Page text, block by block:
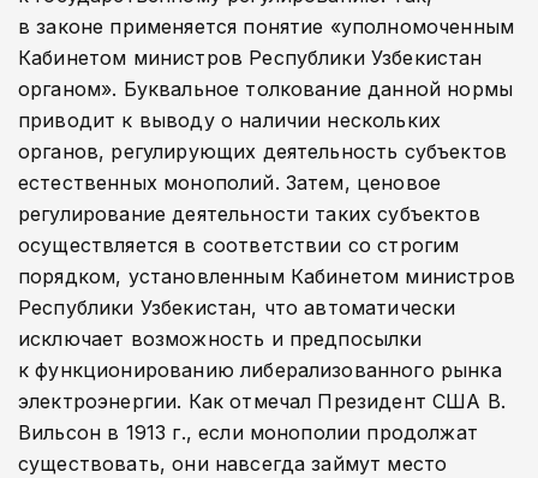
в законе применяется понятие «уполномоченным
Кабинетом министров Республики Узбекистан
органом». Буквальное толкование данной нормы
приводит к выводу о наличии нескольких
органов, регулирующих деятельность субъектов
естественных монополий. Затем, ценовое
регулирование деятельности таких субъектов
осуществляется в соответствии со строгим
порядком, установленным Кабинетом министров
Республики Узбекистан, что автоматически
исключает возможность и предпосылки
к функционированию либерализованного рынка
электроэнергии. Как отмечал Президент США В.
Вильсон в 1913 г., если монополии продолжат
существовать, они навсегда займут место